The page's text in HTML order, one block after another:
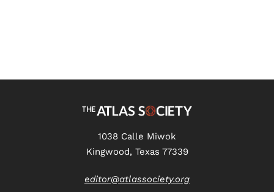
1038 Calle Miwok
Kingwood, Texas 77339
editor@atlassociety.org